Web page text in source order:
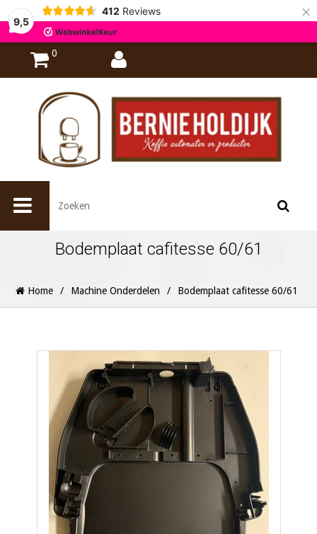
9,5
412 Reviews ×
0
Bodemplaat cafitesse 60/61
Home / Machine Onderdelen / Bodemplaat cafitesse 60/61